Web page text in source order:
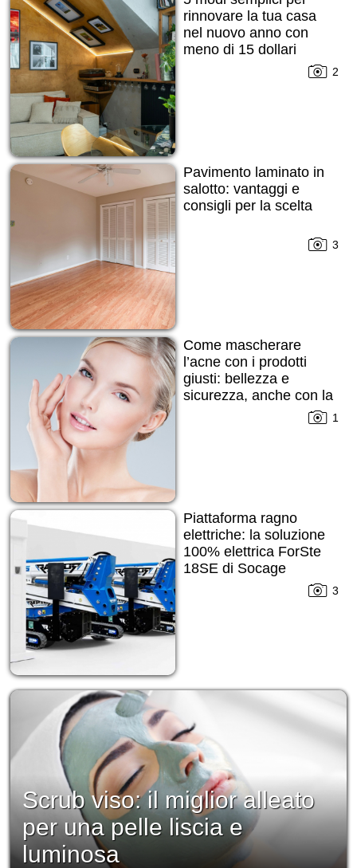
rinnovare la tua casa
nel nuovo anno con
meno di 15 dollari
2
Pavimento laminato in
salotto: vantaggi e
consigli per la scelta
3
Come mascherare
l’acne con i prodotti
giusti: bellezza e
sicurezza, anche con la
1
Piattaforma ragno
elettriche: la soluzione
100% elettrica ForSte
18SE di Socage
3
Scrub viso: il miglior alleato
per una pelle liscia e
luminosa